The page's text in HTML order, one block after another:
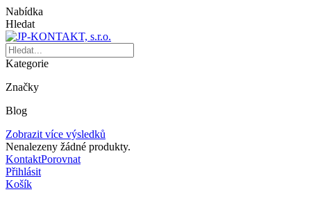
Nabídka
Hledat
Kategorie
Značky
Blog
Zobrazit více výsledků
Nenalezeny žádné produkty.
KontaktPorovnat
Přihlásit
Košík